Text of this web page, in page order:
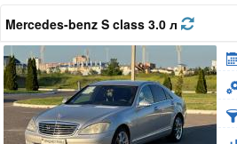
Mercedes-benz S class 3.0 л